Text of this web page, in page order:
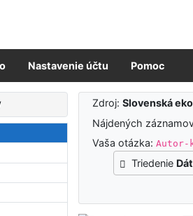
Nastavenie účtu Pomoc
Výsledky
Zdroj:Slovenská
Nájdených
Vaša otázka:Autor-
Triedenie